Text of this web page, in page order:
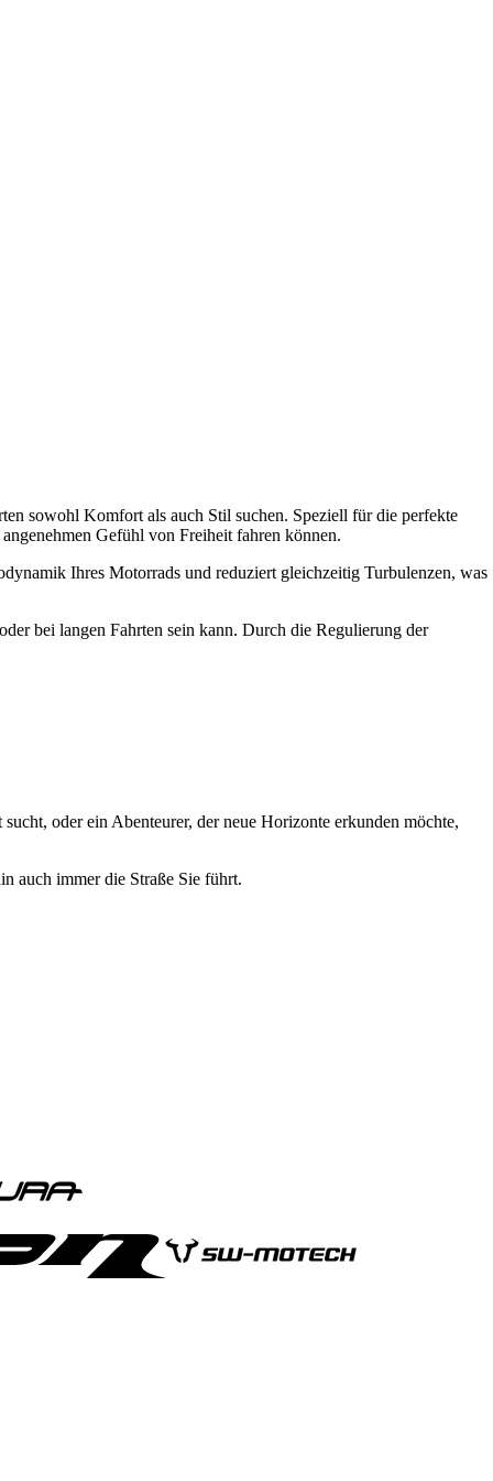
sowohl Komfort als auch Stil suchen. Speziell für die perfekte
Gefühl von Freiheit fahren können.
Ihres Motorrads und reduziert gleichzeitig Turbulenzen, was
bei langen Fahrten sein kann. Durch die Regulierung der
oder ein Abenteurer, der neue Horizonte erkunden möchte,
auch immer die Straße Sie führt.